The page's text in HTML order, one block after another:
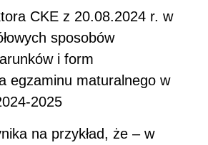
CKE z 20.08.2024 r. w
sposobów
i form
egzaminu maturalnego w
2025
na przykład, że – w